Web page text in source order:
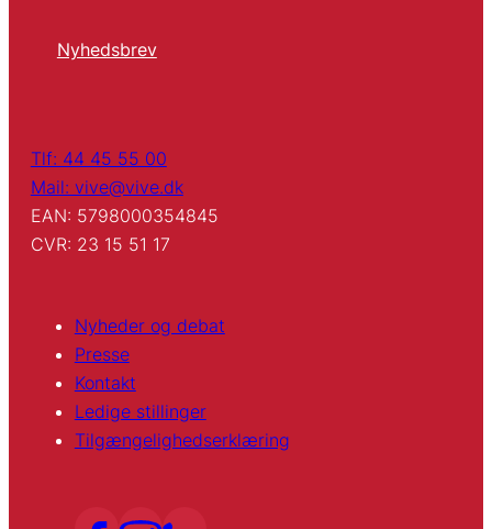
Nyhedsbrev
Tlf: 44 45 55 00
Mail: vive@vive.dk
EAN: 5798000354845
CVR: 23 15 51 17
Nyheder og debat
Presse
Kontakt
Ledige stillinger
Tilgængelighedserklæring